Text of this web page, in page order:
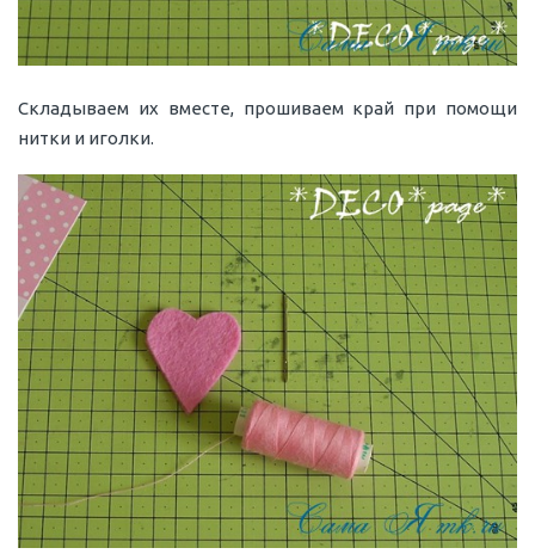
Складываем их вместе, прошиваем край при помощи
нитки и иголки.